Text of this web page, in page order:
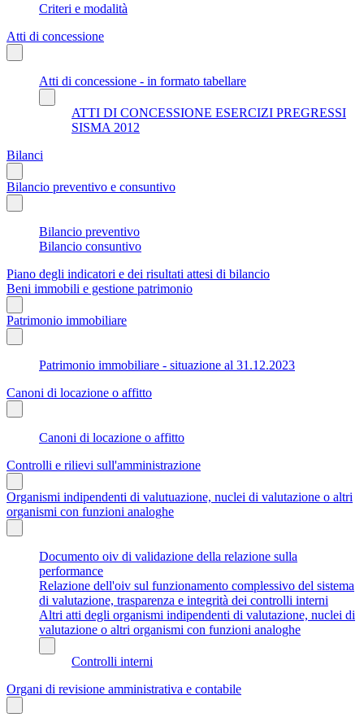
Criteri e modalità
Atti di concessione
Atti di concessione - in formato tabellare
ATTI DI CONCESSIONE ESERCIZI PREGRESSI
SISMA 2012
Bilanci
Bilancio preventivo e consuntivo
Bilancio preventivo
Bilancio consuntivo
Piano degli indicatori e dei risultati attesi di bilancio
Beni immobili e gestione patrimonio
Patrimonio immobiliare
Patrimonio immobiliare - situazione al 31.12.2023
Canoni di locazione o affitto
Canoni di locazione o affitto
Controlli e rilievi sull'amministrazione
Organismi indipendenti di valutuazione, nuclei di valutazione o altri
organismi con funzioni analoghe
Documento oiv di validazione della relazione sulla
performance
Relazione dell'oiv sul funzionamento complessivo del sistema
di valutazione, trasparenza e integrità dei controlli interni
Altri atti degli organismi indipendenti di valutazione, nuclei di
valutazione o altri organismi con funzioni analoghe
Controlli interni
Organi di revisione amministrativa e contabile